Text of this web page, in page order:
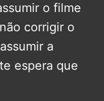
o filme
corrigir o
a
espera que